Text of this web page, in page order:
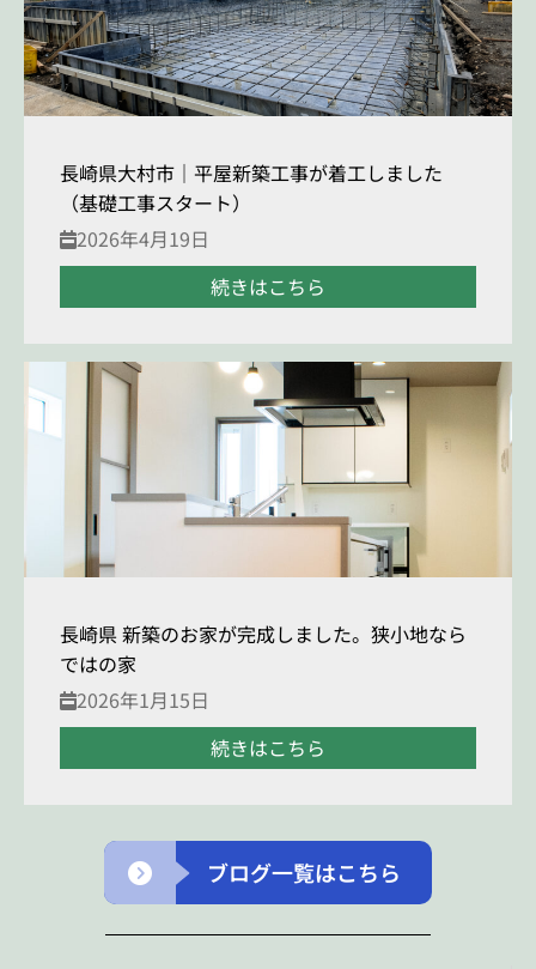
長崎県大村市｜平屋新築工事が着工しました
（基礎工事スタート）
2026年4月19日
続きはこちら
長崎県 新築のお家が完成しました。狭小地なら
ではの家
2026年1月15日
続きはこちら
ブログ一覧はこちら